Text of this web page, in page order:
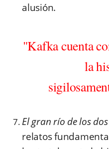
alusión.
"Kafka cuenta
la
El gran río de los
relatos